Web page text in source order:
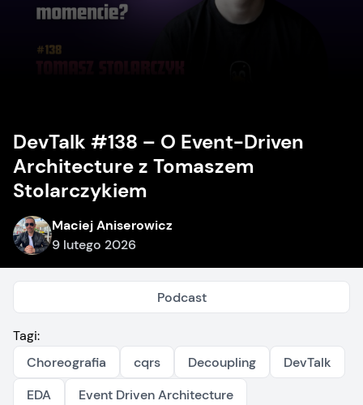
DevTalk #138 – O Event-Driven
Architecture z Tomaszem
Stolarczykiem
Maciej Aniserowicz
9 lutego 2026
Podcast
Tagi:
Choreografia
cqrs Decoupling
DevTalk
EDA
Event Driven Architecture